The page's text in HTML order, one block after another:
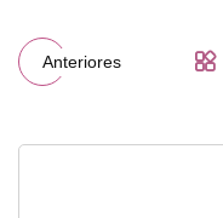
Anteriores